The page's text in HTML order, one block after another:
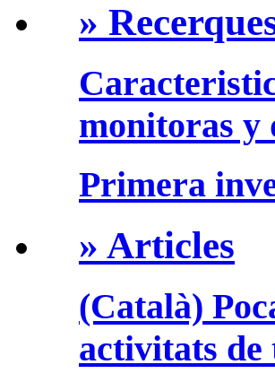
»
monitoras y
Primera
» Articles
(Català)
activitats de